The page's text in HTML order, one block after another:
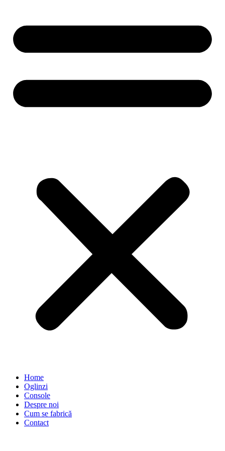
Home
Oglinzi
Console
Despre noi
Cum se fabrică
Contact